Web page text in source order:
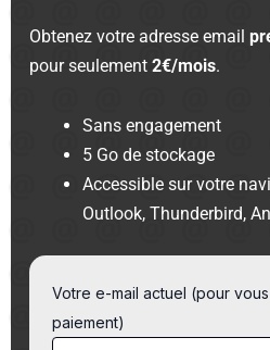
Obtenez votre adresse email
pour seulement2€/mois.
Sans engagement
5 Go de stockage
Accessible sur votre
Outlook, Thunderbird,
Votre e-mail actuel (pour
paiement)